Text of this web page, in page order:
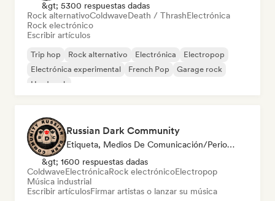
&gt; 5300 respuestas dadas
Rock alternativoColdwaveDeath / ThrashElectrónica
Rock electrónico
Escribir artículos
Trip hop Rock alternativo Electrónica
Electropop
Electrónica experimental
French Pop
Garage rock
Hard rock
Russian Dark Community
Etiqueta, Medios De Comunicación/Periodista
&gt; 1600 respuestas dadas
ColdwaveElectrónicaRock electrónicoElectropop
Música industrial
Escribir artículosFirmar artistas o lanzar su música